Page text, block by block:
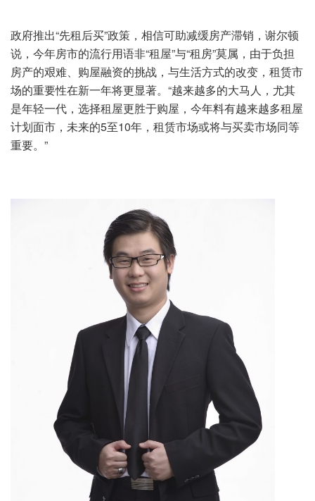
政府推出“先租后买”政策，相信可助减缓房产滞销，谢尔顿
说，今年房市的流行用语非“租屋”与“租房”莫属，由于负担
房产的艰难、购屋融资的挑战，与生活方式的改变，租赁市
场的重要性在新一年将更显著。“越来越多的大马人，尤其
是年轻一代，选择租屋更胜于购屋，今年料有越来越多租屋
计划面市，未来的5至10年，租赁市场或将与买卖市场同等
重要。”